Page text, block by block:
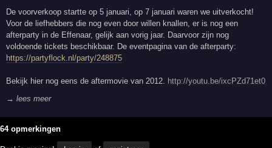
De voorverkoop startte op 5 januari, op 7 januari waren we uitverkocht!
Voor de liefhebbers die nog even door willen knallen, er is nog een
afterparty in de Effenaar, gelijk aan vorig jaar. Daarvoor zijn nog
voldoende tickets beschikbaar. De eventpagina van de afterparty:
https://partyflock.nl/party/248875
Bekijk hier nog eens de aftermovie van 2012. http://youtu.be/ixcPZd71et0
→ lees meer
64 opmerkingen